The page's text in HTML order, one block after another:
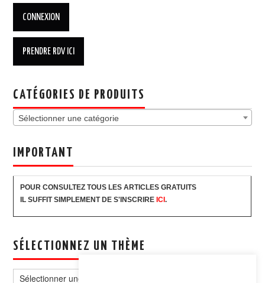
CATÉGORIES DE PRODUITS
Sélectionner une catégorie
IMPORTANT
POUR CONSULTEZ TOUS LES ARTICLES GRATUITS
IL SUFFIT SIMPLEMENT DE S'INSCRIRE ICI.
SÉLECTIONNEZ UN THÈME
un